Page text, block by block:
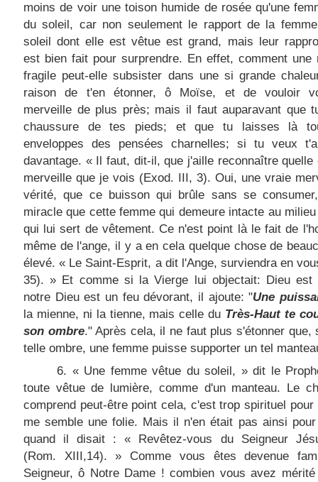
moins de voir une toison humide de rosée qu'une
du soleil, car non seulement le rapport de la
soleil dont elle est vêtue est grand, mais leur
est bien fait pour surprendre. En effet, comment une
fragile peut-elle subsister dans une si grande
raison de t'en étonner, ô Moïse, et de vouloir
merveille de plus près; mais il faut auparavant que
chaussure de tes pieds; et que tu laisses là
enveloppes des pensées charnelles; si tu veux
davantage. « Il faut, dit-il, que j'aille reconnaître quelle
merveille que je vois (Exod. III, 3). Oui, une vraie
vérité, que ce buisson qui brûle sans se
miracle que cette femme qui demeure intacte au
qui lui sert de vêtement. Ce n'est point là le fait de
même de l'ange, il y a en cela quelque chose de
élevé. « Le Saint-Esprit, a dit l'Ange, surviendra en
35). » Et comme si la Vierge lui objectait: Dieu est
notre Dieu est un feu dévorant, il ajoute: "Une
la mienne, ni la tienne, mais celle du Très-Haut te
son ombre." Après cela, il ne faut plus s'étonner que,
telle ombre, une femme puisse supporter un tel
6. « Une femme vêtue du soleil, » dit le
toute vêtue de lumière, comme d'un manteau. Le
comprend peut-être point cela, c'est trop spirituel
me semble une folie. Mais il n'en était pas ainsi
quand il disait : « Revêtez-vous du Seigneur
(Rom. XIII,14). » Comme vous êtes devenue
Seigneur, ô Notre Dame ! combien vous avez